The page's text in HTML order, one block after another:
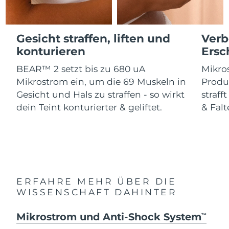
Gesicht straffen, liften und
konturieren
BEAR™ 2 setzt bis zu 680 uA
Mikrostrom ein, um die 69 Muskeln in
Gesicht und Hals zu straffen - so wirkt
dein Teint konturierter & geliftet.
&
ERFAHRE MEHR ÜBER DIE
WISSENSCHAFT DAHINTER
Mikrostrom und Anti-Shock SystemTM
For healthy hair
Kosmetik Männer
Kaufe alles
Isle of Man Erwartete Lieferung
Israel Erwartete Lieferung 8/16/26
Italien Erwartete Lieferung 8/12/26
Japan Erwartete Lieferung 8/15/26
Lettland Erwartete Lieferung
Libanon Erwartete Lieferung 8/13/26